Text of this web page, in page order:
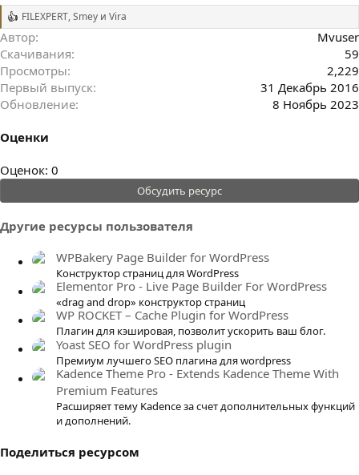
Р
е
к
ц
и
и
:
FILEXPERT,Smey и Vira
Автор
Mvuser
Скачивания
59
Просмотры
2,229
Первый выпуск
31 Декабрь 2016
Обновление
8 Ноябрь 2023
Оценки
0
.
0
0
з
Оценок: 0
Обсудить ресурс
Другие ресурсы пользователя
WPBakery Page Builder for WordPress
Конструктор страниц для WordPress
Elementor Pro - Live Page Builder For WordPress
«drag and drop» конструктор страниц
WP ROCKET – Cache Plugin for WordPress
Плагин для кэшировая, позволит ускорить ваш блог.
Yoast SEO for WordPress plugin
Премиум лучшего SEO плагина для wordpress
Kadence Theme Pro - Extends Kadence Theme With
Premium Features
Расширяет тему Kadence за счет дополнительных функций
и дополнений.
Поделиться ресурсом